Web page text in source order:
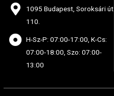
1095 Budapest, Soroksári út
110.
H-Sz-P: 07:00-17:00, K-Cs:
07:00-18:00, Szo: 07:00-
13:00